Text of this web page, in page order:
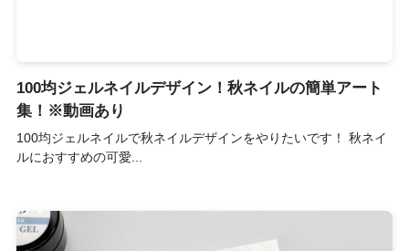
100均ジェルネイルデザイン！秋ネイルの簡単アート
集！※動画あり
100均ジェルネイルで秋ネイルデザインをやりたいです！ 秋ネイ
ルにおすすめの可愛...